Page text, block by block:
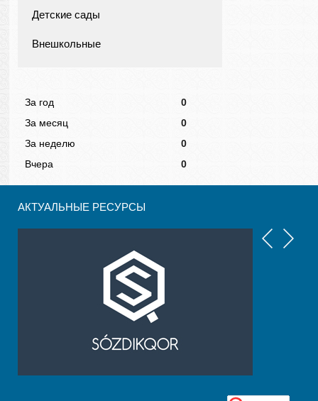
Детские сады
Внешкольные
За год
0
За месяц
0
За неделю
0
Вчера
0
АКТУАЛЬНЫЕ РЕСУРСЫ